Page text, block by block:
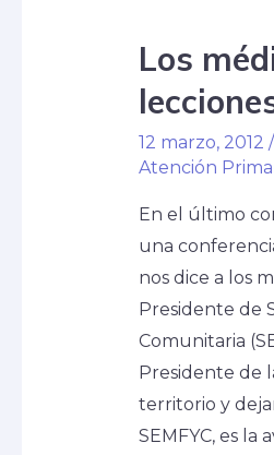
Los
12 marzo, 2012 /
Atención
En el último
una
nos dice a los
Presidente de
Comunitaria
Presidente de
territorio y
SEMFYC, es